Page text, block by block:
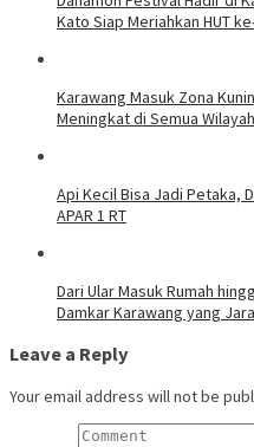
Kato Siap Meriahkan HUT
Karawang Masuk Zona
Meningkat di Semua Wilayah
Api Kecil Bisa Jadi Petaka,
APAR 1 RT
Dari Ular Masuk Rumah
Damkar Karawang yang
Leave a Reply
Your email address will not be